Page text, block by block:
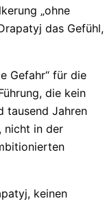
„ohne
das Gefühl,
Gefahr“ für die
die kein
tausend Jahren
nicht in der
keinen